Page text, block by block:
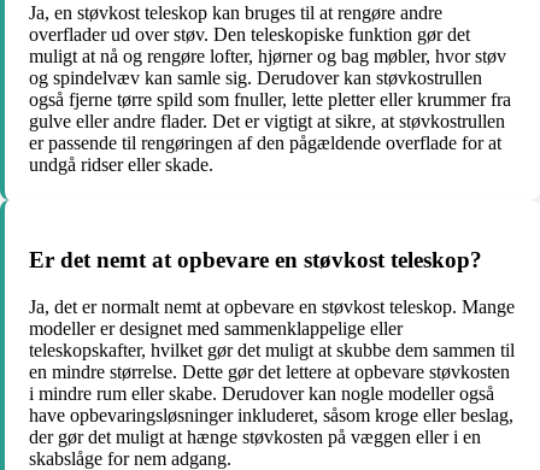
Ja, en støvkost teleskop kan bruges til at rengøre andre
overflader ud over støv. Den teleskopiske funktion gør det
muligt at nå og rengøre lofter, hjørner og bag møbler, hvor støv
og spindelvæv kan samle sig. Derudover kan støvkostrullen
også fjerne tørre spild som fnuller, lette pletter eller krummer fra
gulve eller andre flader. Det er vigtigt at sikre, at støvkostrullen
er passende til rengøringen af den pågældende overflade for at
undgå ridser eller skade.
Er det nemt at opbevare en støvkost teleskop?
Ja, det er normalt nemt at opbevare en støvkost teleskop. Mange
modeller er designet med sammenklappelige eller
teleskopskafter, hvilket gør det muligt at skubbe dem sammen til
en mindre størrelse. Dette gør det lettere at opbevare støvkosten
i mindre rum eller skabe. Derudover kan nogle modeller også
have opbevaringsløsninger inkluderet, såsom kroge eller beslag,
der gør det muligt at hænge støvkosten på væggen eller i en
skabslåge for nem adgang.